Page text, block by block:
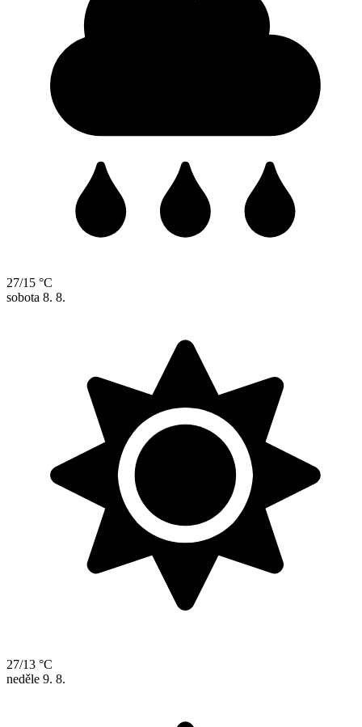
27/15 °C
sobota 8. 8.
27/13 °C
neděle 9. 8.